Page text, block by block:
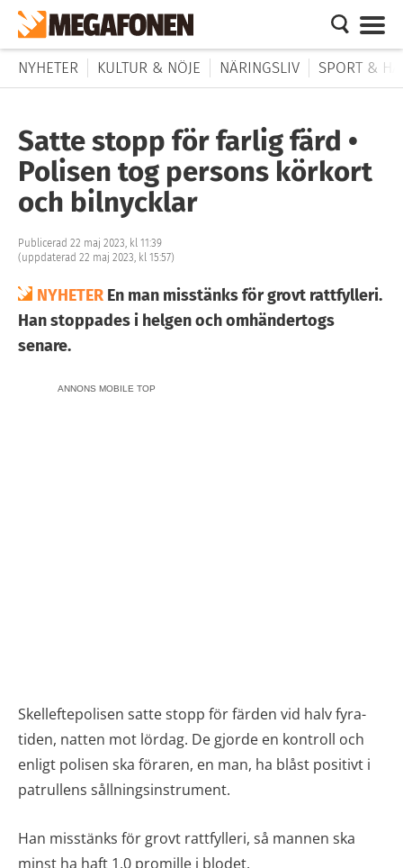
NYHETER KULTUR & NÖJE NÄRINGSLIV SPORT &
Satte stopp för farlig färd •
Polisen tog persons körkort
och bilnycklar
Publicerad 22 maj 2023, kl 11:39
(uppdaterad 22 maj 2023, kl 15:57)
NYHETER En man misstänks för grovt rattfylleri.
Han stoppades i helgen och omhändertogs
senare.
ANNONS MOBILE TOP
Skelleftepolisen satte stopp för färden vid halv fyra-
tiden, natten mot lördag. De gjorde en kontroll och
enligt polisen ska föraren, en man, ha blåst positivt i
patrullens sållningsinstrument.
Han misstänks för grovt rattfylleri, så mannen ska
minst ha haft 1,0 promille i blodet.